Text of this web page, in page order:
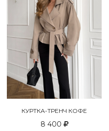
КУРТКА-ТРЕНЧ КОФЕ
8 400